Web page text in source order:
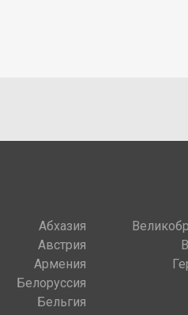
Абхазия
Австрия
Армения
Белоруссия
Бельгия